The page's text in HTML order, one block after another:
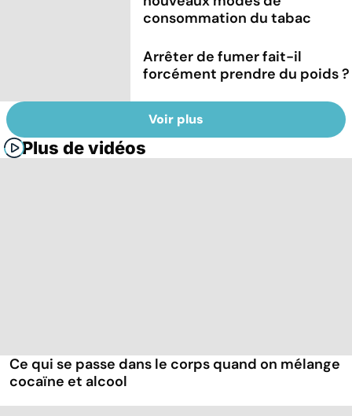
consommation du tabac
Arrêter de fumer fait-il
forcément prendre du poids ?
Voir plus
Plus de vidéos
Ce qui se passe dans le corps quand on mélange
cocaïne et alcool